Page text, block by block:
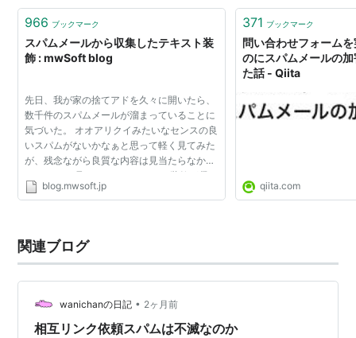
966 ブックマーク
スパムメールから収集したテキスト装
飾 : mwSoft blog
先日、我が家の捨てアドを久々に開いたら、
数千件のスパムメールが溜まっていることに
気づいた。 オオアリクイみたいなセンスの良
いスパムがないかなぁと思って軽く見てみた
が、残念ながら良質な内容は見当たらなかっ
た。 ただ、見ていると、テキスト装飾が凝っ
たものが多くて感心した。 仕事でも情報をテ
blog.mwsoft.jp
371 ブックマーク
問い合わせフォーム
のにスパムメールの
た話 - Qiita
qiita.com
関連ブログ
wanichanの日記 • 2ヶ月前
相互リンク依頼スパムは不滅なのか